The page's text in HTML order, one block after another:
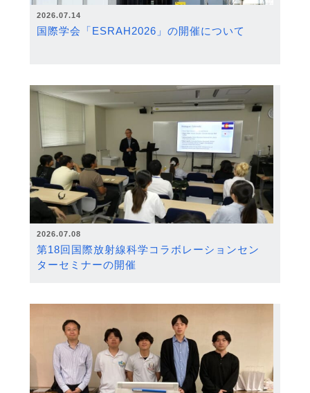
2026.07.14
国際学会「ESRAH2026」の開催について
2026.07.08
第18回国際放射線科学コラボレーションセン
ターセミナーの開催